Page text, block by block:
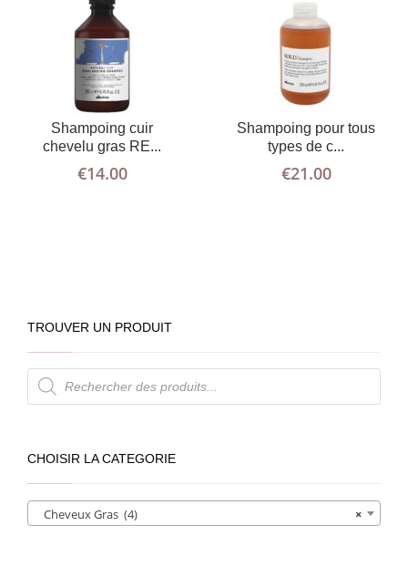
Shampoing cuir
chevelu gras RE...
€14.00
Shampoing pour tous
types de c...
€21.00
TROUVER UN PRODUIT
Recherche
de
produits
CHOISIR LA CATEGORIE
×
Cheveux Gras (4)